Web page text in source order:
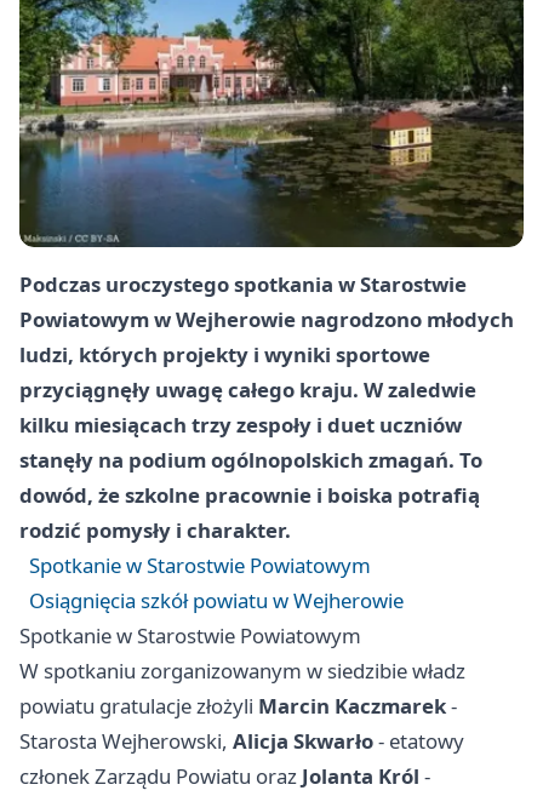
Podczas uroczystego spotkania w Starostwie
Powiatowym w Wejherowie nagrodzono młodych
ludzi, których projekty i wyniki sportowe
przyciągnęły uwagę całego kraju. W zaledwie
kilku miesiącach trzy zespoły i duet uczniów
stanęły na podium ogólnopolskich zmagań. To
dowód, że szkolne pracownie i boiska potrafią
rodzić pomysły i charakter.
Spotkanie w Starostwie Powiatowym
Osiągnięcia szkół powiatu w Wejherowie
Spotkanie w Starostwie Powiatowym
W spotkaniu zorganizowanym w siedzibie władz
powiatu gratulacje złożyli Marcin Kaczmarek-
Starosta Wejherowski, Alicja Skwarło- etatowy
członek Zarządu Powiatu oraz Jolanta Król -